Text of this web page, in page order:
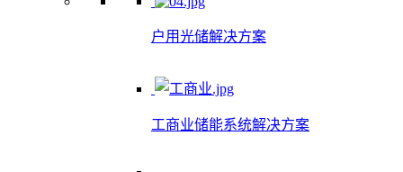
户用光储解决方案
工商业储能系统解决方案